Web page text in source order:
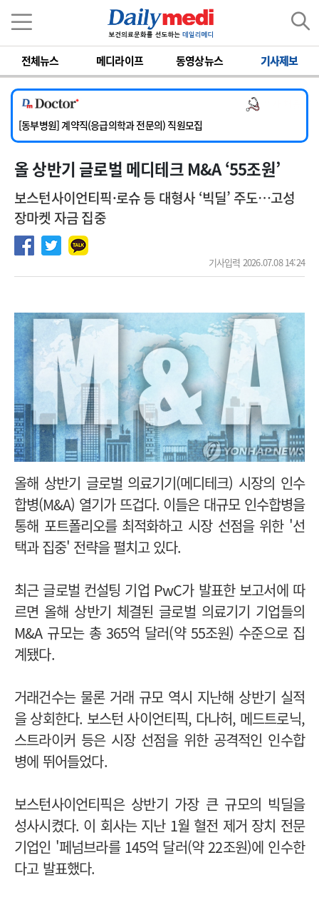
전체뉴스 메디라이프 동영상뉴스 기사제보
[서울아산병원] 2026년 하반기 인턴 모집
[영남대학교의료원] 마취통증의학과 임기제 임상의사 채용
[충남대학교병원] 소아청소년과(소아응급전담) 계약직 의사 공개채용
[동부병원] 계약직(응급의학과 전문의) 직원모집
[이대목동병원] 하반기 전공의(레지던트1년차) 모집
[서울아산병원] 2026년 하반기 인턴 모집
올 상반기 글로벌 메디테크 M&A ‘55조원’
보스턴사이언티픽·로슈 등 대형사 ‘빅딜’ 주도…고성
장마켓 자금 집중
기사입력 2026.07.08 14:24
올해 상반기 글로벌 의료기기(메디테크) 시장의 인수
합병(M&A) 열기가 뜨겁다. 이들은 대규모 인수합병을
통해 포트폴리오를 최적화하고 시장 선점을 위한 '선
택과 집중' 전략을 펼치고 있다.
최근 글로벌 컨설팅 기업 PwC가 발표한 보고서에 따
르면 올해 상반기 체결된 글로벌 의료기기 기업들의
M&A 규모는 총 365억 달러(약 55조원) 수준으로 집
계됐다.
거래건수는 물론 거래 규모 역시 지난해 상반기 실적
을 상회한다. 보스턴 사이언티픽, 다나허, 메드트로닉,
스트라이커 등은 시장 선점을 위한 공격적인 인수합
병에 뛰어들었다.
보스턴사이언티픽은 상반기 가장 큰 규모의 빅딜을
성사시켰다. 이 회사는 지난 1월 혈전 제거 장치 전문
기업인 '페넘브라를 145억 달러(약 22조원)에 인수한
다고 발표했다.